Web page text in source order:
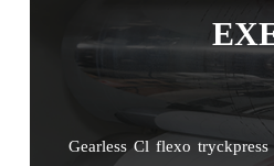
Gearless Cl flexo